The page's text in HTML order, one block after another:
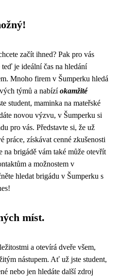
začít ihned? Pak pro vás
je ideální čas na hledání
Mnoho firem v Šumperku hledá
týmů a nabízíokamžité
student, maminka na mateřské
novou výzvu, v Šumperku si
pro vás. Představte si, že už
práce, získávat cenné zkušenosti
na brigádě vám také může otevřít
a možnostem v
hledat brigádu v Šumperku s
míst.
a otevírá dveře všem,
nástupem. Ať už jste student,
nebo jen hledáte další zdroj